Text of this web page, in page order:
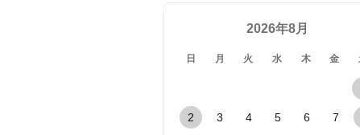
1. 商品等の提供
2. 商品等に関
3. 商品等に関
4. 商品等に関
2026年8月
日 月 火 水 木 金
2 3 4 5 6 7